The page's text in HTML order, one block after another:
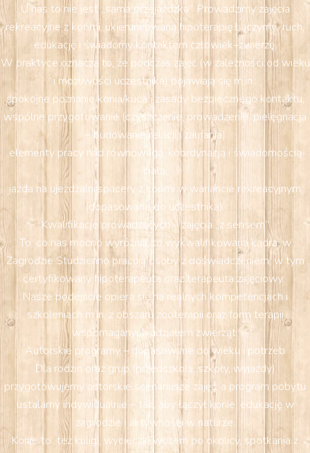
U nas to nie jest „sama przejażdżka”. Prowadzimy zajęcia
rekreacyjne z końmi, ukierunkowaną hipoterapię.Łączymy ruch,
edukację i świadomy kontaktem człowiek–zwierzę.
W praktyce oznacza to, że podczas zajęć (w zależności od wieku
i możliwości uczestnika) pojawiają się m.in.:
spokojne poznanie konia/kuca i zasady bezpiecznego kontaktu,
wspólne przygotowanie (czyszczenie, prowadzenie, pielęgnacja
– budowanie relacji i zaufania)
elementy pracy nad równowagą, koordynacją i świadomością
ciała,
jazda na ujeżdżalni/spacery z końmi w wariancie rekreacyjnym
(dopasowane do uczestnika).
Kwalifikacje prowadzących – zajęcia „z sensem”
To, co nas mocno wyróżnia, to wykwalifikowana kadra: w
Zagrodzie Studzienno pracują osoby z doświadczeniem, w tym
certyfikowany hipoterapeuta oraz terapeuta zajęciowy.
Nasze podejście opiera się na realnych kompetencjach i
szkoleniach m.in. z obszaru zooterapii oraz form terapii
wspomaganych udziałem zwierząt
Autorskie programy – dopasowane do wieku i potrzeb
Dla rodzin oraz grup (przedszkola, szkoły, wyjazdy)
przygotowujemy autorskie scenariusze zajęć, a program pobytu
ustalamy indywidualnie – tak, aby łączył konie, edukację w
zagrodzie i aktywności w naturze.
Konie to też kuligi, wycieczki wozem po okolicy, spotkania z